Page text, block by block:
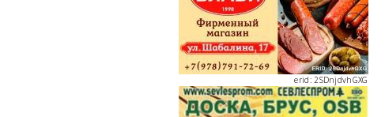
erid: 2SDnjdvhGXG